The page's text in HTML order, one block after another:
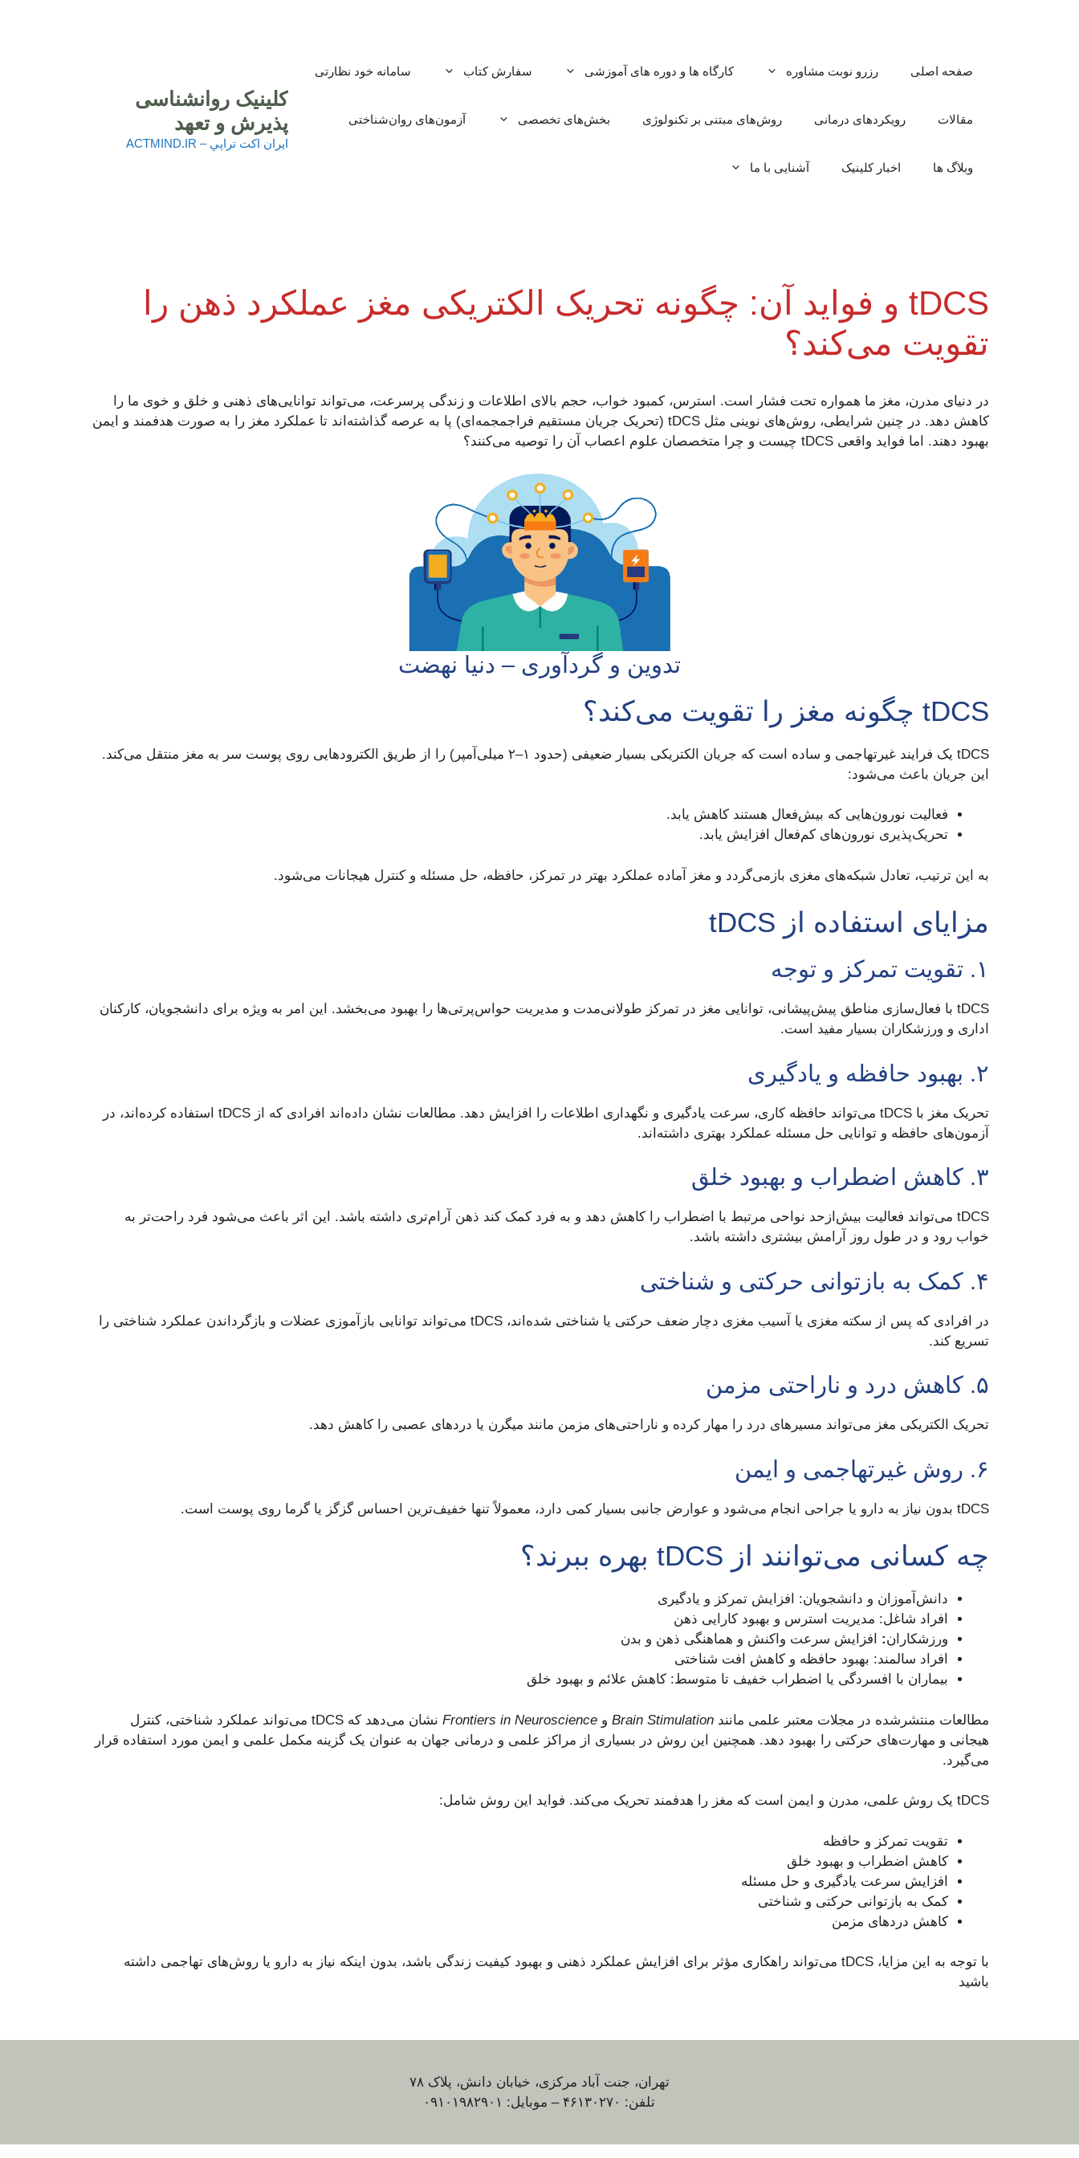
کلینیک روانشناسی
پذیرش و تعهد
ايران اكت تراپي – ACTMIND.IR
صفحه اصلی رزرو نوبت مشاوره کارگاه ها و دوره های آموزشی سفارش کتاب سامانه خود نظارتی
مقالات رویکردهای درمانی روش‌های مبتنی بر تکنولوژی بخش‌های تخصصی آزمون‌های روان‌شناختی
وبلاگ ها اخبار کلینیک آشنایی با ما
tDCS و فواید آن: چگونه تحریک الکتریکی مغز عملکرد ذهن را
تقویت می‌کند؟
در دنیای مدرن، مغز ما همواره تحت فشار است. استرس، کمبود خواب، حجم بالای اطلاعات و زندگی پرسرعت، می‌تواند توانایی‌های ذهنی و خلق و خوی ما را
کاهش دهد. در چنین شرایطی، روش‌های نوینی مثل tDCS (تحریک جریان مستقیم فراجمجمه‌ای) پا به عرصه گذاشته‌اند تا عملکرد مغز را به صورت هدفمند و ایمن
بهبود دهند. اما فواید واقعی tDCS چیست و چرا متخصصان علوم اعصاب آن را توصیه می‌کنند؟
تدوین و گردآوری – دنیا نهضت
tDCS چگونه مغز را تقویت می‌کند؟
tDCS یک فرایند غیرتهاجمی و ساده است که جریان الکتریکی بسیار ضعیفی (حدود ۱–۲ میلی‌آمپر) را از طریق الکترودهایی روی پوست سر به مغز منتقل می‌کند.
این جریان باعث می‌شود:
فعالیت نورون‌هایی که بیش‌فعال هستند کاهش یابد.
تحریک‌پذیری نورون‌های کم‌فعال افزایش یابد.
به این ترتیب، تعادل شبکه‌های مغزی بازمی‌گردد و مغز آماده عملکرد بهتر در تمرکز، حافظه، حل مسئله و کنترل هیجانات می‌شود.
مزایای استفاده از tDCS
۱. تقویت تمرکز و توجه
tDCS با فعال‌سازی مناطق پیش‌پیشانی، توانایی مغز در تمرکز طولانی‌مدت و مدیریت حواس‌پرتی‌ها را بهبود می‌بخشد. این امر به ویژه برای دانشجویان، کارکنان
اداری و ورزشکاران بسیار مفید است.
۲. بهبود حافظه و یادگیری
تحریک مغز با tDCS می‌تواند حافظه کاری، سرعت یادگیری و نگهداری اطلاعات را افزایش دهد. مطالعات نشان داده‌اند افرادی که از tDCS استفاده کرده‌اند، در
آزمون‌های حافظه و توانایی حل مسئله عملکرد بهتری داشته‌اند.
۳. کاهش اضطراب و بهبود خلق
tDCS می‌تواند فعالیت بیش‌ازحد نواحی مرتبط با اضطراب را کاهش دهد و به فرد کمک کند ذهن آرام‌تری داشته باشد. این اثر باعث می‌شود فرد راحت‌تر به
خواب رود و در طول روز آرامش بیشتری داشته باشد.
۴. کمک به بازتوانی حرکتی و شناختی
در افرادی که پس از سکته مغزی یا آسیب مغزی دچار ضعف حرکتی یا شناختی شده‌اند، tDCS می‌تواند توانایی بازآموزی عضلات و بازگرداندن عملکرد شناختی را
تسریع کند.
۵. کاهش درد و ناراحتی مزمن
تحریک الکتریکی مغز می‌تواند مسیرهای درد را مهار کرده و ناراحتی‌های مزمن مانند میگرن یا دردهای عصبی را کاهش دهد.
۶. روش غیرتهاجمی و ایمن
tDCS بدون نیاز به دارو یا جراحی انجام می‌شود و عوارض جانبی بسیار کمی دارد، معمولاً تنها خفیف‌ترین احساس گزگز یا گرما روی پوست است.
چه کسانی می‌توانند از tDCS بهره ببرند؟
دانش‌آموزان و دانشجویان: افزایش تمرکز و یادگیری
افراد شاغل: مدیریت استرس و بهبود کارایی ذهن
ورزشکاران: افزایش سرعت واکنش و هماهنگی ذهن و بدن
افراد سالمند: بهبود حافظه و کاهش افت شناختی
بیماران با افسردگی یا اضطراب خفیف تا متوسط: کاهش علائم و بهبود خلق
مطالعات منتشرشده در مجلات معتبر علمی مانند Brain Stimulation و Frontiers in Neuroscience
نشان می‌دهد که tDCS می‌تواند عملکرد شناختی، کنترل
هیجانی و مهارت‌های حرکتی را بهبود دهد. همچنین این روش در بسیاری از مراکز علمی و درمانی جهان به عنوان یک گزینه مکمل علمی و ایمن مورد استفاده قرار
می‌گیرد.
tDCS یک روش علمی، مدرن و ایمن است که مغز را هدفمند تحریک می‌کند. فواید این روش شامل:
تقویت تمرکز و حافظه
کاهش اضطراب و بهبود خلق
افزایش سرعت یادگیری و حل مسئله
کمک به بازتوانی حرکتی و شناختی
کاهش دردهای مزمن
با توجه به این مزایا، tDCS می‌تواند راهکاری مؤثر برای افزایش عملکرد ذهنی و بهبود کیفیت زندگی باشد، بدون اینکه نیاز به دارو یا روش‌های تهاجمی داشته
باشید
تهران، جنت آباد مرکزی، خیابان دانش، پلاک ۷۸
تلفن: ۴۶۱۳۰۲۷۰ – موبایل: ۰۹۱۰۱۹۸۲۹۰۱